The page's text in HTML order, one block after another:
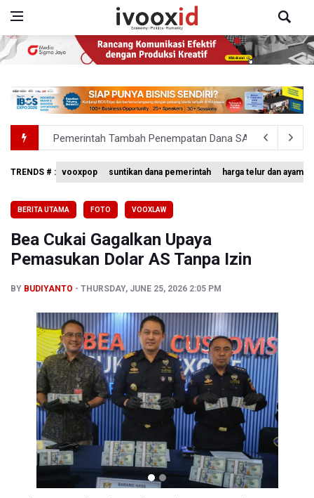
Pemerintah Tambah Penempatan Dana SAL di Himbara
OJK Wajibkan Pindar Serahkan Data Transaksi
Tak Mampu Bayar Gaji ASN, Ratusan Pemda Dapat
DPR Pastikan Tak Ada Surpres Pergantian Kapolri
TRENDS # : vooxpop suntikan dana pemerintah harga telur dan ayam
BERITA UTAMA FOTO VOOXLAW
Bea Cukai Gagalkan Upaya
Pemasukan Dolar AS Tanpa Izin
BY BUDIYANTO THURSDAY, JUNE 25, 2026 2:05 PM
Previous